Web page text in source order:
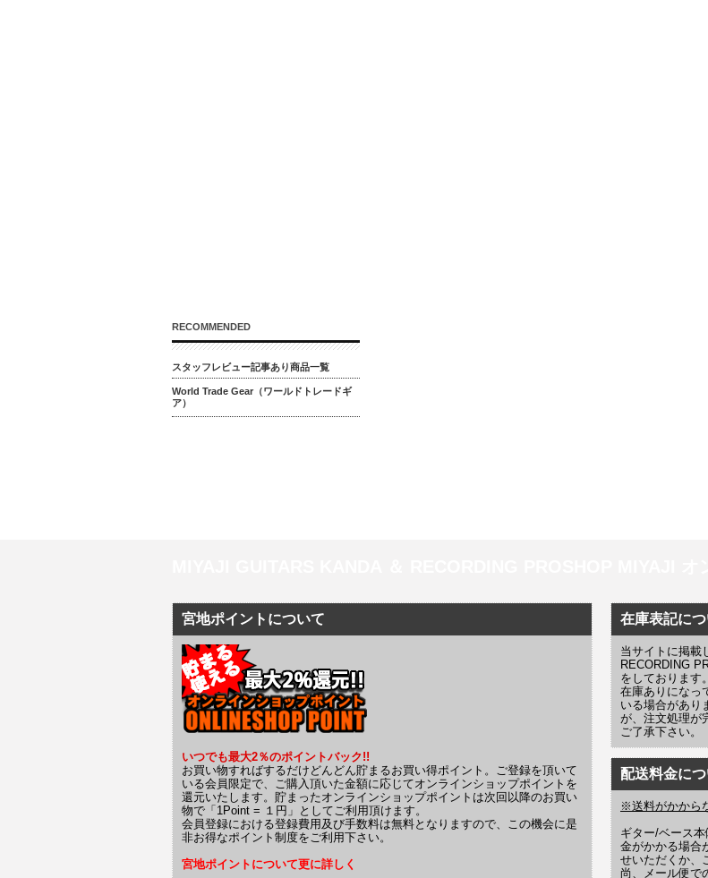
RECOMMENDED
スタッフレビュー記事あり商品一覧
World Trade Gear（ワールドトレードギ
ア）
宮地ポイントについて
いつでも最大2％のポイントバック!!
お買い物すればするだけどんどん貯まるお買い得ポイント。ご登録を頂いて
いる会員限定で、ご購入頂いた金額に応じてオンラインショップポイントを
還元いたします。貯まったオンラインショップポイントは次回以降のお買い
物で「1Point = １円」としてご利用頂けます。
会員登録における登録費用及び手数料は無料となりますので、この機会に是
非お得なポイント制度をご利用下さい。
宮地ポイントについて更に詳しく
在庫表記に
当サイトに掲載
RECORDING
をしております。
在庫ありになっ
いる場合があり
が、注文処理が
ご了承下さい。
配送料金に
※送料がかから
ギター/ベース
金がかかる場合
せいただくか、
尚、メール便で